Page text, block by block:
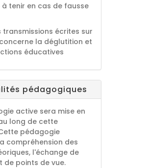
à tenir en cas de fausse
transmissions écrites sur
la déglutition et
éducatives
pédagogiques
active sera mise en
long de cette
pédagogie
compréhension des
l'échange de
de points de vue.